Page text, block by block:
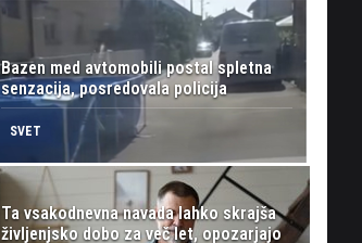
Bazen med avtomobili postal spletna
senzacija, posredovala policija
SVET
Ta vsakodnevna navada lahko skrajša
življenjsko dobo za več let, opozarjajo